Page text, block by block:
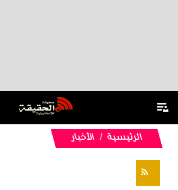
الرئيسية الأخبار